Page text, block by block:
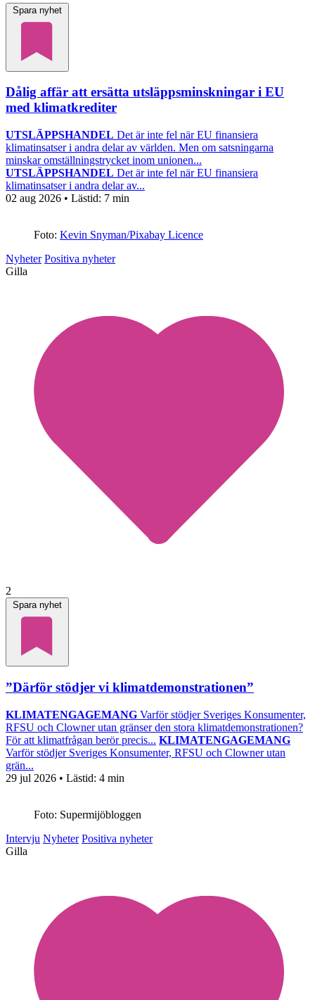
Spara nyhet
Dålig affär att ersätta utsläppsminskningar i EU
med klimatkrediter
UTSLÄPPSHANDEL Det är inte fel när EU finansiera
klimatinsatser i andra delar av världen. Men om satsningarna
minskar omställningstrycket inom unionen...
UTSLÄPPSHANDEL Det är inte fel när EU finansiera
klimatinsatser i andra delar av...
02 aug 2026 • Lästid: 7 min
Foto: Kevin Snyman/Pixabay Licence
Nyheter Positiva nyheter
Gilla
2
Spara nyhet
”Därför stödjer vi klimatdemonstrationen”
KLIMATENGAGEMANG Varför stödjer Sveriges Konsumenter,
RFSU och Clowner utan gränser den stora klimatdemonstrationen?
För att klimatfrågan berör precis... KLIMATENGAGEMANG
Varför stödjer Sveriges Konsumenter, RFSU och Clowner utan
grän...
29 jul 2026 • Lästid: 4 min
Foto: Supermijöbloggen
Intervju Nyheter Positiva nyheter
Gilla